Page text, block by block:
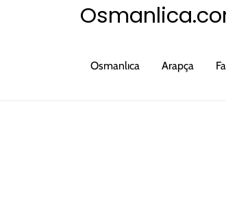
Osmanlıca Arapça